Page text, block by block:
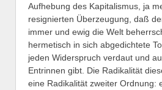
Aufhebung des Kapitalismus, ja
resignierten Überzeugung, daß
immer und ewig die Welt
hermetisch in sich abgedichtete
jeden Widerspruch verdaut und
Entrinnen gibt. Die Radikalität
eine Radikalität zweiter Ordnung: